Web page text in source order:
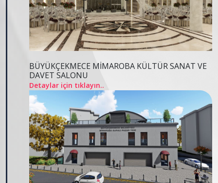
BÜYÜKÇEKMECE MİMAROBA KÜLTÜR SANAT VE
DAVET SALONU
Detaylar için tıklayın..